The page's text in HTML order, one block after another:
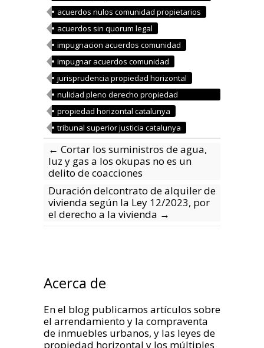
acuerdos nulos comunidad propietarios
acuerdos sin quorum legal
impugnacion acuerdos comunidad
impugnar acuerdos comunidad
jurisprudencia propiedad horizontal
nulidad pleno derecho propiedad
horizontal
propiedad horizontal catalunya
tribunal superior justicia catalunya
← Cortar los suministros de agua,
luz y gas a los okupas no es un
delito de coacciones
Duración delcontrato de alquiler de
vivienda según la Ley 12/2023, por
el derecho a la vivienda →
Acerca de
En el blog publicamos artículos sobre
el arrendamiento y la compraventa
de inmuebles urbanos, y las leyes de
propiedad horizontal y los múltiples